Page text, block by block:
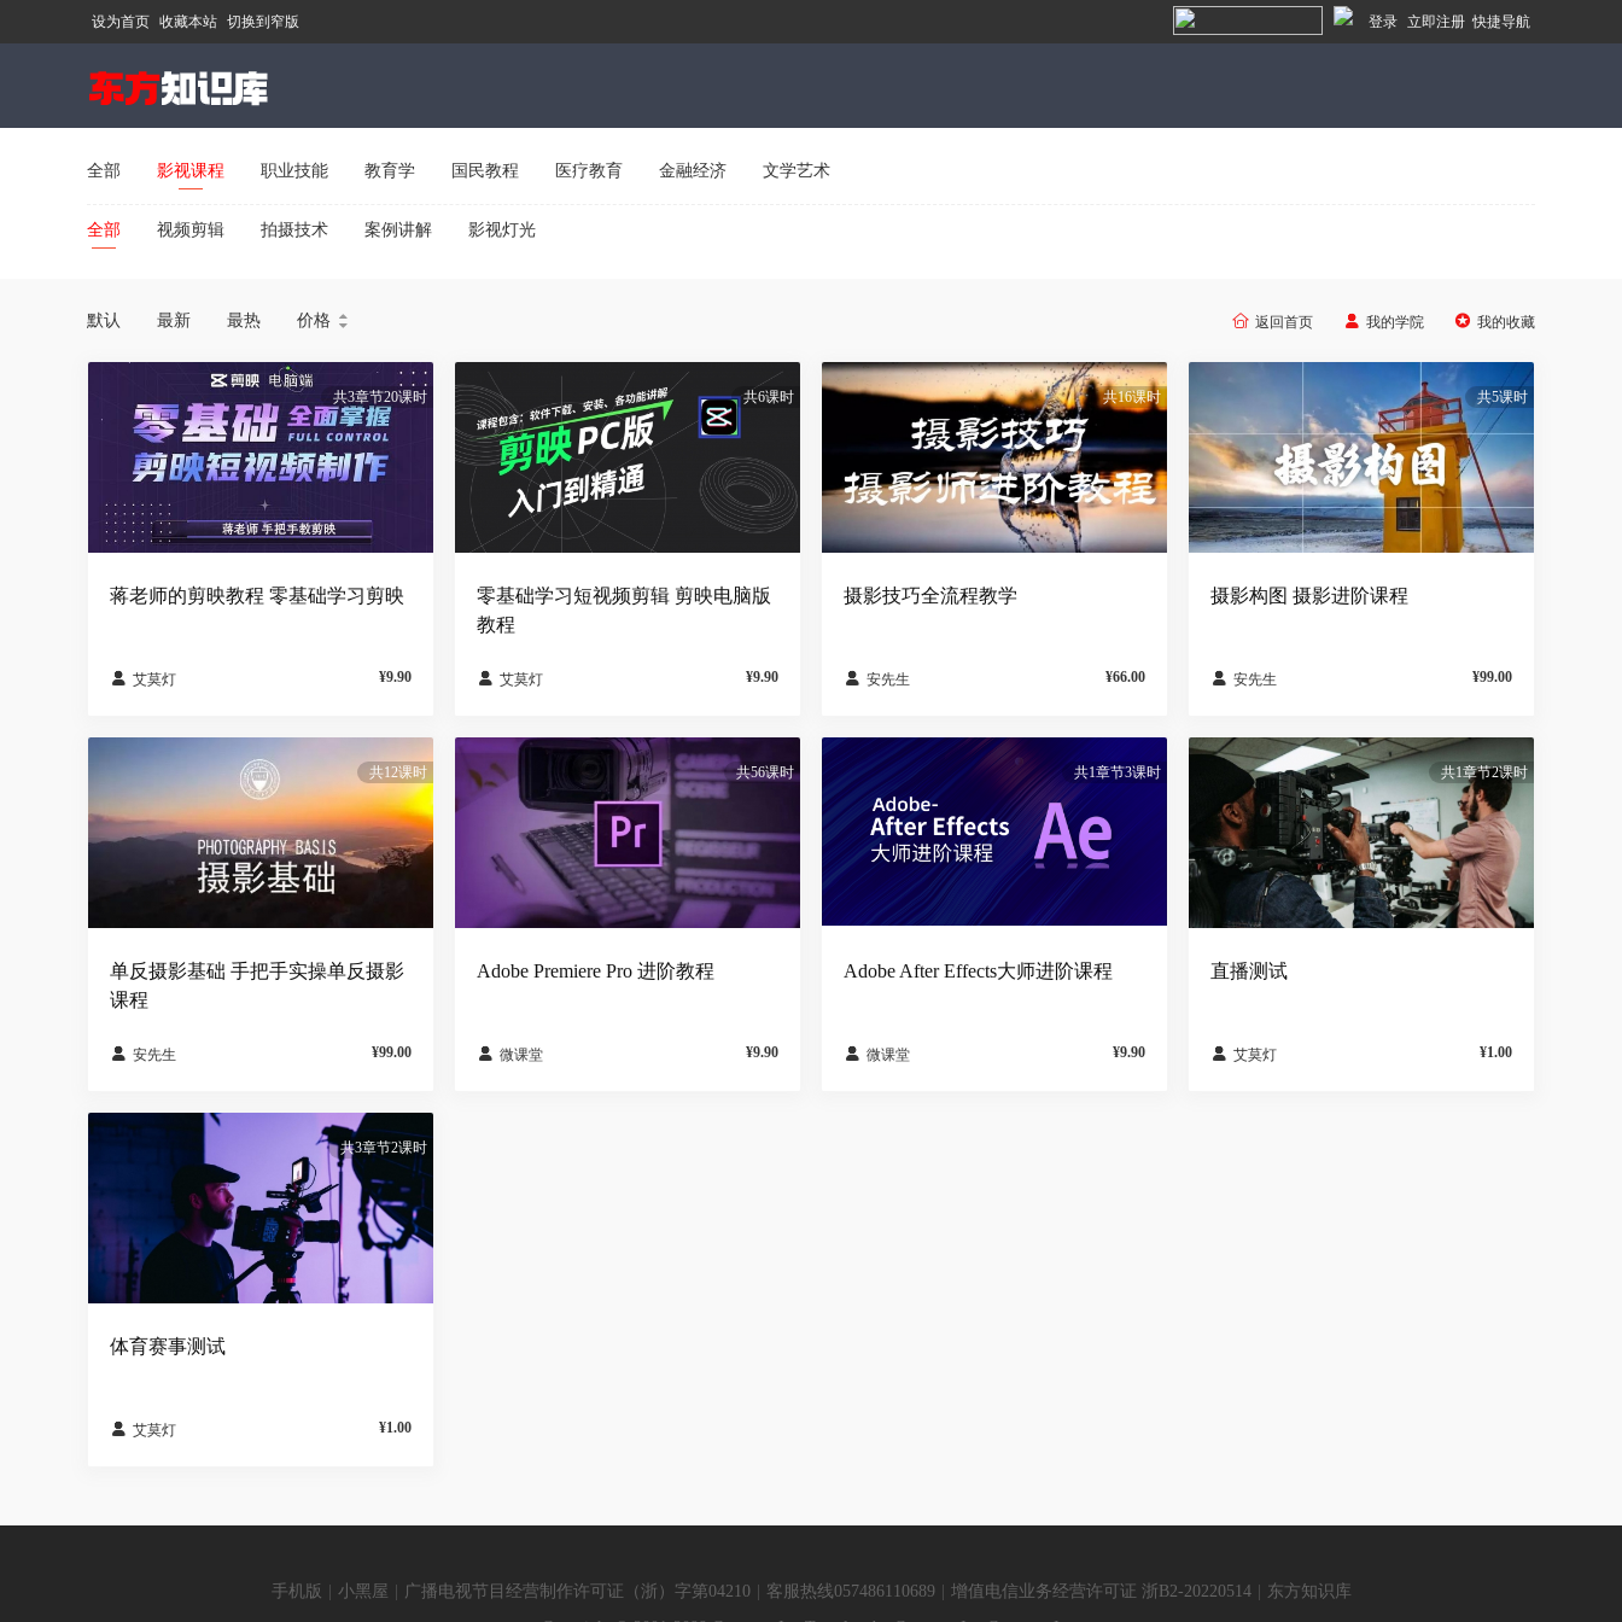
设为首页 收藏本站 切换到窄版 快捷导航
登录 立即注册
简
手
全部 影视课程 职业技能 教育学 国民教程 医疗教育 金融经济 文学艺术
全部 视频剪辑 拍摄技术 案例讲解 影视灯光
 返回首页  我的学院  我的收藏
默认 最新 最热 价格 

共3章节20课时
蒋老师的剪映教程 零基础学习剪映
 艾莫灯 ¥9.90
共6课时
零基础学习短视频剪辑 剪映电脑版
教程
 艾莫灯 ¥9.90
共16课时
摄影技巧全流程教学
 安先生 ¥66.00
共5课时
摄影构图 摄影进阶课程
 安先生 ¥99.00
共12课时
单反摄影基础 手把手实操单反摄影
课程
 安先生 ¥99.00
共56课时
Adobe Premiere Pro 进阶教程
 微课堂 ¥9.90
共1章节3课时
Adobe After Effects大师进阶课程
 微课堂 ¥9.90
共1章节2课时
直播测试
 艾莫灯 ¥1.00
共3章节2课时
体育赛事测试
 艾莫灯 ¥1.00
手机版 小黑屋 广播电视节目经营制作许可证（浙）字第04210 客服热线057486110689 增值电信业务经营许可证 浙B2-20220514
东方知识库